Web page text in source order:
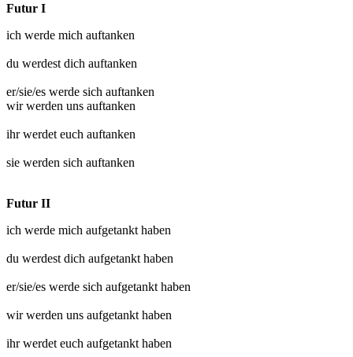
Futur I
ich werde mich auftanken
du werdest dich auftanken
er/sie/es werde sich auftanken
wir werden uns auftanken
ihr werdet euch auftanken
sie werden sich auftanken
Futur II
ich werde mich aufgetankt haben
du werdest dich aufgetankt haben
er/sie/es werde sich aufgetankt haben
wir werden uns aufgetankt haben
ihr werdet euch aufgetankt haben